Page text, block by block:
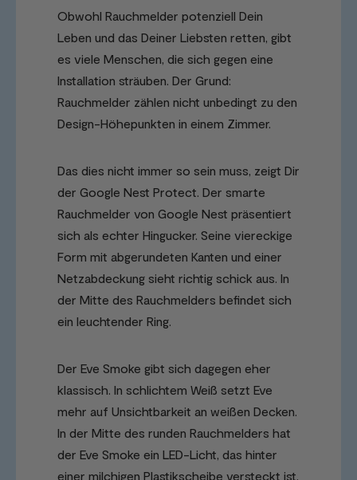
Obwohl Rauchmelder potenziell Dein
Leben und das Deiner Liebsten retten, gibt
es viele Menschen, die sich gegen eine
Installation sträuben. Der Grund:
Rauchmelder zählen nicht unbedingt zu den
Design-Höhepunkten in einem Zimmer.
Das dies nicht immer so sein muss, zeigt Dir
der Google Nest Protect. Der smarte
Rauchmelder von Google Nest präsentiert
sich als echter Hingucker. Seine viereckige
Form mit abgerundeten Kanten und einer
Netzabdeckung sieht richtig schick aus. In
der Mitte des Rauchmelders befindet sich
ein leuchtender Ring.
Der Eve Smoke gibt sich dagegen eher
klassisch. In schlichtem Weiß setzt Eve
mehr auf Unsichtbarkeit an weißen Decken.
In der Mitte des runden Rauchmelders hat
der Eve Smoke ein LED-Licht, das hinter
einer milchigen Plastikscheibe versteckt ist.